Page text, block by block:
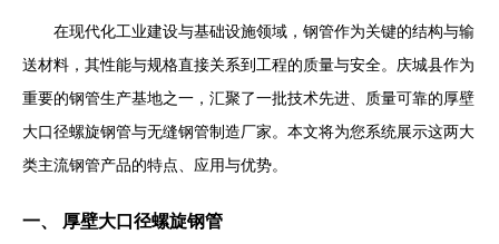
在现代化工业建设与基础设施领域，钢管作为关键的结构与输
送材料，其性能与规格直接关系到工程的质量与安全。庆城县作为
重要的钢管生产基地之一，汇聚了一批技术先进、质量可靠的厚壁
大口径螺旋钢管与无缝钢管制造厂家。本文将为您系统展示这两大
类主流钢管产品的特点、应用与优势。
一、 厚壁大口径螺旋钢管